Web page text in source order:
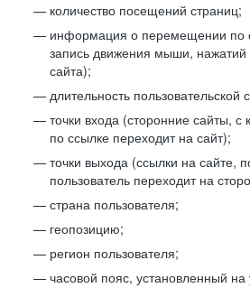
количество посещений страниц;
информация о перемещении по
запись движения мыши,
сайта);
длительность пользовательской
точки входа (сторонние сайты, с
по ссылке переходит на сайт);
точки выхода (ссылки на сайте,
пользователь переходит на
страна пользователя;
геопозицию;
регион пользователя;
часовой пояс, установленный на